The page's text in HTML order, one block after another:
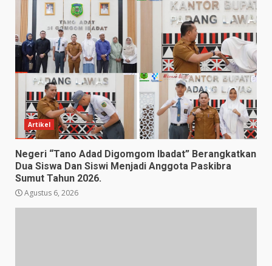
Artikel
Negeri “Tano Adad Digomgom Ibadat” Berangkatkan
Dua Siswa Dan Siswi Menjadi Anggota Paskibra
Sumut Tahun 2026.
Agustus 6, 2026